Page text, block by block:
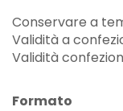
Conservare a
Validità a
Validità
Formato